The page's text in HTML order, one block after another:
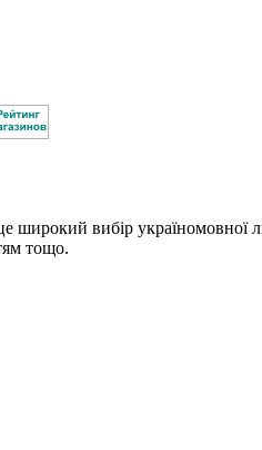
широкий вибір україномовної
тощо.